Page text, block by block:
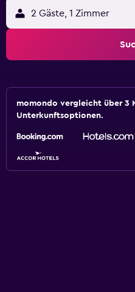
2 Gäste, 1 Zimmer
momondo vergleicht über 3
Unterkunftsoptionen.